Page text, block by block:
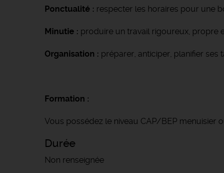
Ponctualité : respecter les horaires pour une
Minutie : produire un travail rigoureux, propre
Organisation : préparer, anticiper, planifier
Formation :
Vous possédez le niveau CAP/BEP menuisier
Durée
Non renseignée